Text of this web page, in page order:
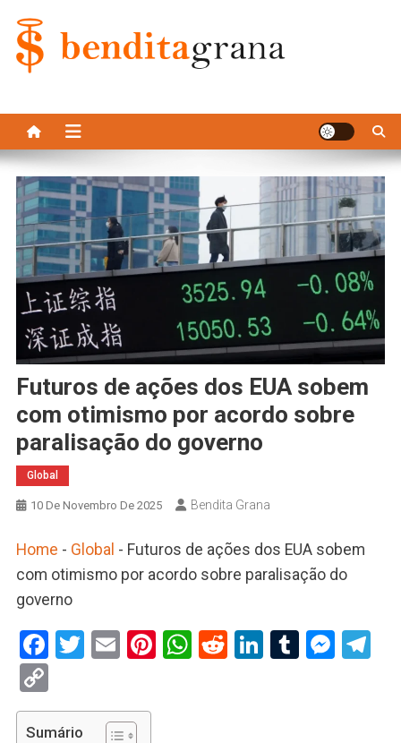
content
futuros de ações dos EUAsobem
com otimismo por acordo sobre
paralisação do governo
Global
10 De Novembro De 2025 Bendita Grana
Home - Global - Futuros de ações dos EUA sobem
com otimismo por acordo sobre paralisação do
governo
Facebook
Twitter
EmailPinterest
WhatsApp
RedditLinkedIn
Tumblr
Copy
Link
Sumário